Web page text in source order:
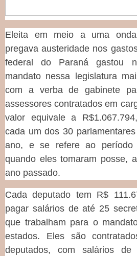
Eleita em meio a uma
pregava austeridade nos
federal do Paraná gastou
mandato nessa legislatura
com a verba de gabinete
assessores contratados em
valor equivale a
cada um dos 30
ano, e se refere ao período
quando eles tomaram posse,
ano passado.
Cada deputado tem R$
pagar salários de até 25
que trabalham para o
estados. Eles são
deputados, com salários